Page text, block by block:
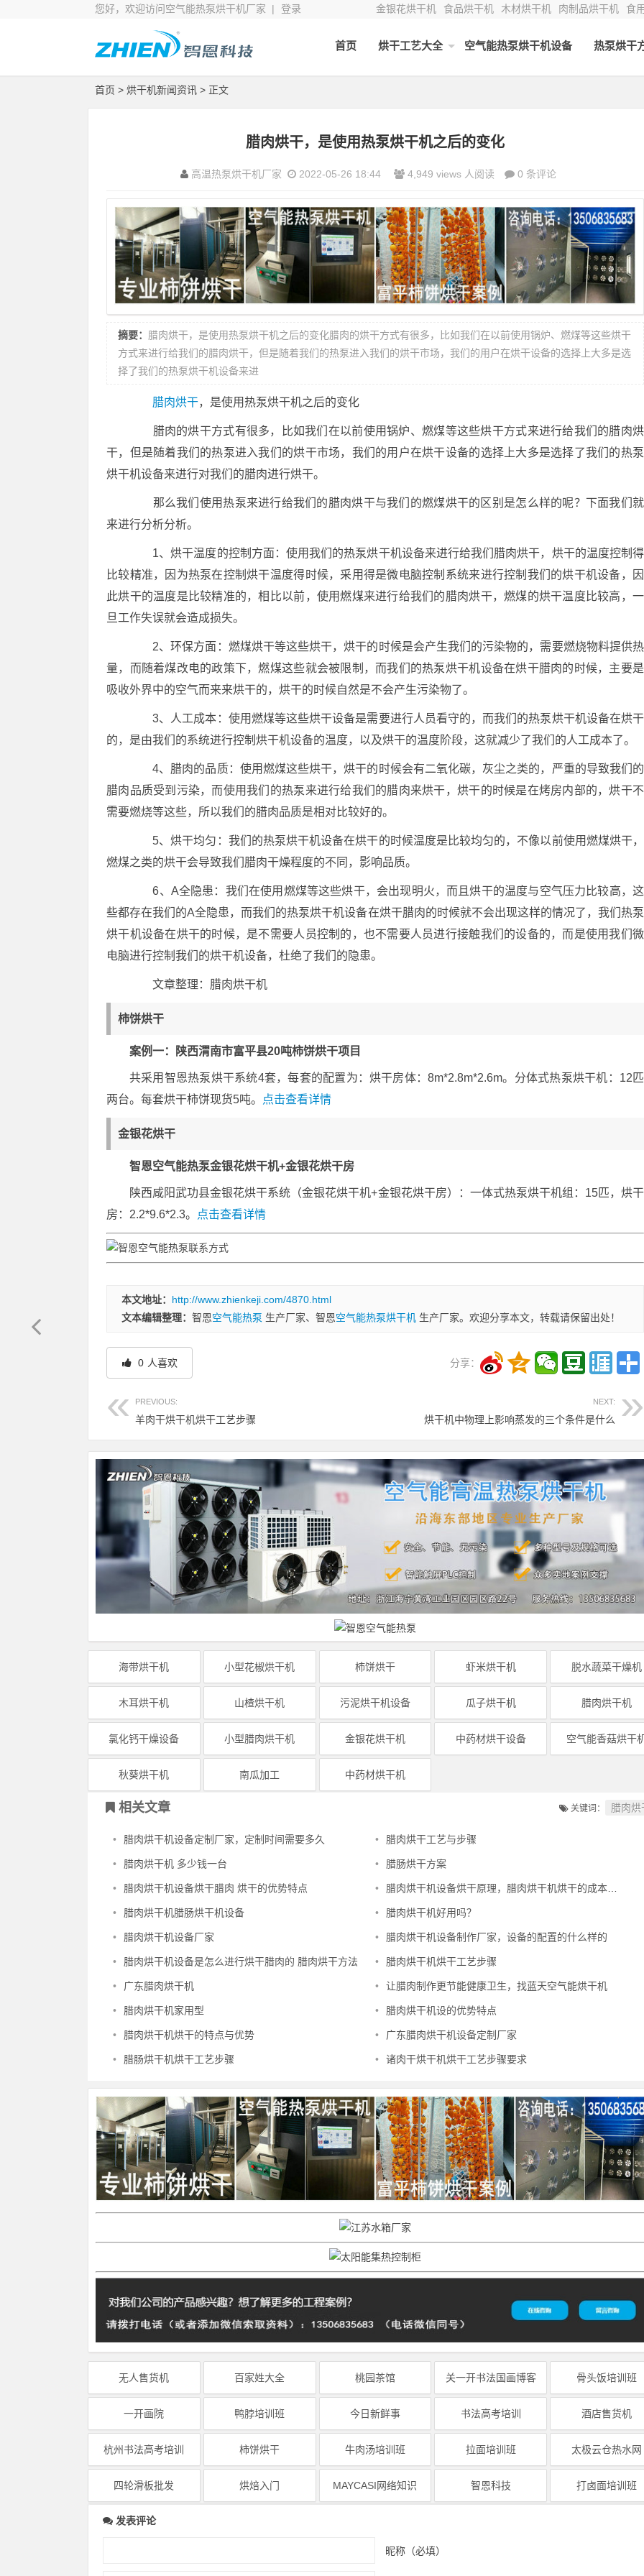
您好，欢迎访问空气能热泵烘干机厂家 | 登录 金银花烘干机 食品烘干机 木材烘干机 肉制品烘干机 食
首页 烘干工艺大全 空气能热泵烘干机设备 热泵烘干
首页 > 烘干机新闻资讯 > 正文
腊肉烘干，是使用热泵烘干机之后的变化
高温热泵烘干机厂家 2022-05-26 18:44 4,949 views 人阅读 0 条评论
摘要： 腊肉烘干，是使用热泵烘干机之后的变化腊肉的烘干方式有很多，比如我们在以前使用锅炉、燃煤等这些烘干
方式来进行给我们的腊肉烘干，但是随着我们的热泵进入我们的烘干市场，我们的用户在烘干设备的选择上大多是选
择了我们的热泵烘干机设备来进
腊肉烘干，是使用热泵烘干机之后的变化
腊肉的烘干方式有很多，比如我们在以前使用锅炉、燃煤等这些烘干方式来进行给我们的腊肉烘
干，但是随着我们的热泵进入我们的烘干市场，我们的用户在烘干设备的选择上大多是选择了我们的热泵
烘干机设备来进行对我们的腊肉进行烘干。
那么我们使用热泵来进行给我们的腊肉烘干与我们的燃煤烘干的区别是怎么样的呢？下面我们就
来进行分析分析。
1、烘干温度的控制方面：使用我们的热泵烘干机设备来进行给我们腊肉烘干，烘干的温度控制得
比较精准，因为热泵在控制烘干温度得时候，采用得是微电脑控制系统来进行控制我们的烘干机设备，因
此烘干的温度是比较精准的，相比以前，使用燃煤来进行给我们的腊肉烘干，燃煤的烘干温度比较高，一
旦工作失误就会造成损失。
2、环保方面：燃煤烘干等这些烘干，烘干的时候是会产生我们的污染物的，需要燃烧物料提供热
量，而随着煤改电的政策下，燃煤这些就会被限制，而我们的热泵烘干机设备在烘干腊肉的时候，主要是
吸收外界中的空气而来来烘干的，烘干的时候自然是不会产生污染物了。
3、人工成本：使用燃煤等这些烘干设备是需要进行人员看守的，而我们的热泵烘干机设备在烘干
的，是由我们的系统进行控制烘干机设备的温度，以及烘干的温度阶段，这就减少了我们的人工成本了。
4、腊肉的品质：使用燃煤这些烘干，烘干的时候会有二氧化碳，灰尘之类的，严重的导致我们的
腊肉品质受到污染，而使用我们的热泵来进行给我们的腊肉来烘干，烘干的时候是在烤房内部的，烘干不
需要燃烧等这些，所以我们的腊肉品质是相对比较好的。
5、烘干均匀：我们的热泵烘干机设备在烘干的时候温度是比较均匀的，不像以前使用燃煤烘干，
燃煤之类的烘干会导致我们腊肉干燥程度的不同，影响品质。
6、A全隐患：我们在使用燃煤等这些烘干，会出现明火，而且烘干的温度与空气压力比较高，这
些都存在我们的A全隐患，而我们的热泵烘干机设备在烘干腊肉的时候就不会出现这样的情况了，我们热泵
烘干机设备在烘干的时候，是不需要人员控制的，也不需要人员进行接触我们的设备的，而是使用我们微
电脑进行控制我们的烘干机设备，杜绝了我们的隐患。
文章整理：腊肉烘干机
柿饼烘干
案例一：陕西渭南市富平县20吨柿饼烘干项目
共采用智恩热泵烘干系统4套，每套的配置为：烘干房体：8m*2.8m*2.6m。分体式热泵烘干机：12匹
两台。每套烘干柿饼现货5吨。
点击查看详情
金银花烘干
智恩空气能热泵金银花烘干机+金银花烘干房
陕西咸阳武功县金银花烘干系统（金银花烘干机+金银花烘干房）：一体式热泵烘干机组：15匹，烘干
房：2.2*9.6*2.3。
点击查看详情
本文地址： http://www.zhienkeji.com/4870.html
文本编辑整理： 智恩空气能热泵 生产厂家、智恩空气能热泵烘干机 生产厂家。欢迎分享本文，转载请保留出处！
0 人喜欢 分享：
PREVIOUS:
羊肉干烘干机烘干工艺步骤
NEXT:
烘干机中物理上影响蒸发的三个条件是什么
海带烘干机 小型花椒烘干机 柿饼烘干 虾米烘干机 脱水蔬菜干燥机
木耳烘干机 山楂烘干机 污泥烘干机设备 瓜子烘干机 腊肉烘干机
氯化钙干燥设备 小型腊肉烘干机 金银花烘干机 中药材烘干设备 空气能香菇烘干
秋葵烘干机 南瓜加工 中药材烘干机
相关文章 关键词： 腊肉烘
• 腊肉烘干机设备定制厂家，定制时间需要多久 • 腊肉烘干工艺与步骤
• 腊肉烘干机 多少钱一台 • 腊肠烘干方案
• 腊肉烘干机设备烘干腊肉 烘干的优势特点 • 腊肉烘干机设备烘干原理，腊肉烘干机烘干的成本高不高？
• 腊肉烘干机腊肠烘干机设备 • 腊肉烘干机好用吗？
• 腊肉烘干机设备厂家 • 腊肉烘干机设备制作厂家，设备的配置的什么样的
• 腊肉烘干机设备是怎么进行烘干腊肉的 腊肉烘干方法 • 腊肉烘干机烘干工艺步骤
• 广东腊肉烘干机 • 让腊肉制作更节能健康卫生，找蓝天空气能烘干机
• 腊肉烘干机家用型 • 腊肉烘干机设的优势特点
• 腊肉烘干机烘干的特点与优势 • 广东腊肉烘干机设备定制厂家
• 腊肠烘干机烘干工艺步骤 • 诸肉干烘干机烘干工艺步骤要求
无人售货机 百家姓大全 桃园茶馆 关一开书法国画博客 骨头饭培训班
一开画院 鸭脖培训班 今日新鲜事 书法高考培训 酒店售货机
杭州书法高考培训 柿饼烘干 牛肉汤培训班 拉面培训班 太极云仓热水网
四轮滑板批发 烘焙入门 MAYCASI网络知识 智恩科技 打卤面培训班
发表评论
昵称（必填）